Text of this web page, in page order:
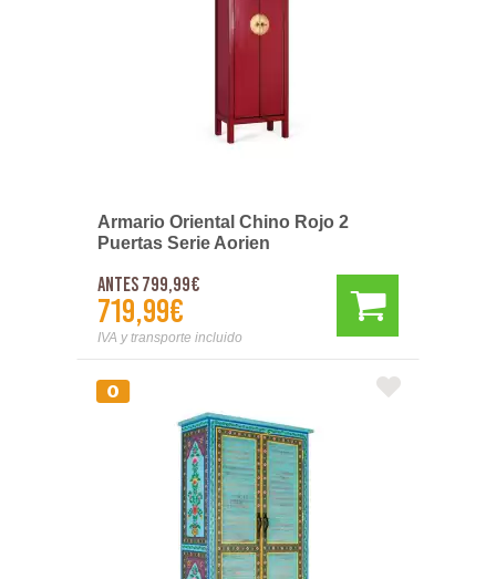
Armario Oriental Chino Rojo 2
Puertas Serie Aorien
Antes 799,99€
719,99€
IVA y transporte incluido